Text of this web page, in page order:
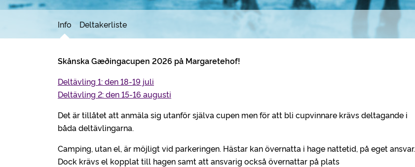
Info Deltakerliste
Skånska Gæðingacupen 2026 på Margaretehof!
Deltävling 1: den 18-19 juli
Deltävling 2: den 15-16 augusti
Det är tillåtet att anmäla sig utanför själva cupen men för att bli cupvinnare krävs deltagande i
båda deltävlingarna.
Camping, utan el, är möjligt vid parkeringen. Hästar kan övernatta i hage nattetid, på eget ansvar.
Dock krävs el kopplat till hagen samt att ansvarig också övernattar på plats